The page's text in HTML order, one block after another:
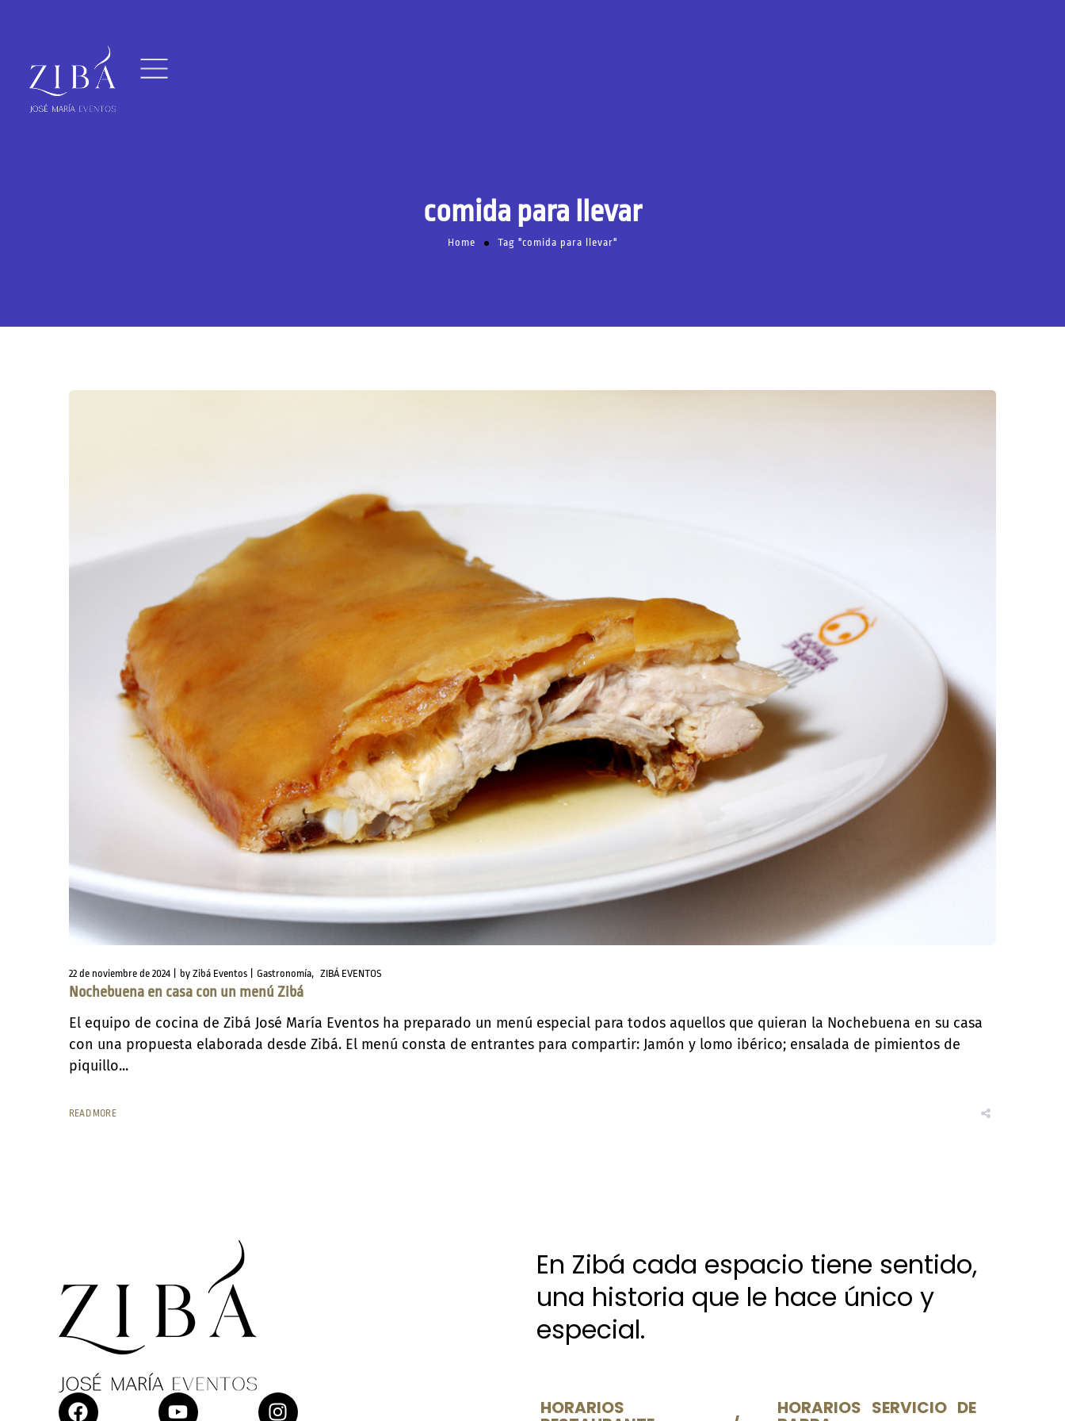
comida para llevar
Home Tag "comida para llevar"
22 de noviembre de 2024 by Zibá Eventos Gastronomía ZIBÁ EVENTOS
Nochebuena en casa con un menú Zibá
El equipo de cocina de Zibá José María Eventos ha preparado un menú especial para todos aquellos que quieran la Nochebuena en su casa
con una propuesta elaborada desde Zibá. El menú consta de entrantes para compartir: Jamón y lomo ibérico; ensalada de pimientos de
piquillo...
READ MORE
En Zibá cada espacio tiene sentido,
una historia que le hace único y
especial.
HORARIOS HORARIOS SERVICIO DE